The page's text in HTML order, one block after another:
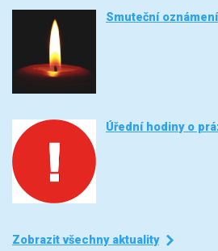
Smuteční oznámení
Úřední hodiny o
Zobrazit všechny aktuality